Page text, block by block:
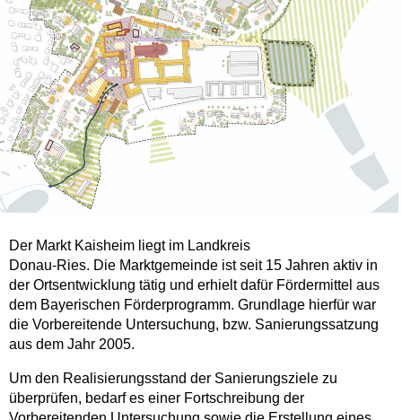
Der Markt Kaisheim liegt im Landkreis
Donau-Ries. Die Marktgemeinde ist seit 15 Jahren aktiv in
der Ortsentwicklung tätig und erhielt dafür Fördermittel aus
dem Bayerischen Förderprogramm. Grundlage hierfür war
die Vorbereitende Untersuchung, bzw. Sanierungssatzung
aus dem Jahr 2005.
Um den Realisierungsstand der Sanierungsziele zu
überprüfen, bedarf es einer Fortschreibung der